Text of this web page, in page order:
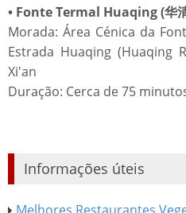
• Fonte Termal Huaqing (华
Morada: Área Cénica da
Estrada Huaqing (Huaqing
Xi'an
Duração: Cerca de 75
Informações úteis